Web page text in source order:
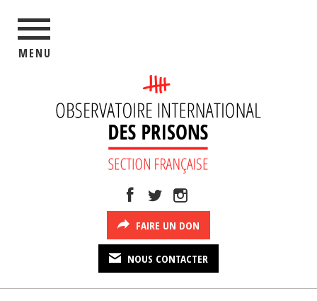
MENU
FAIRE UN DON
NOUS CONTACTER